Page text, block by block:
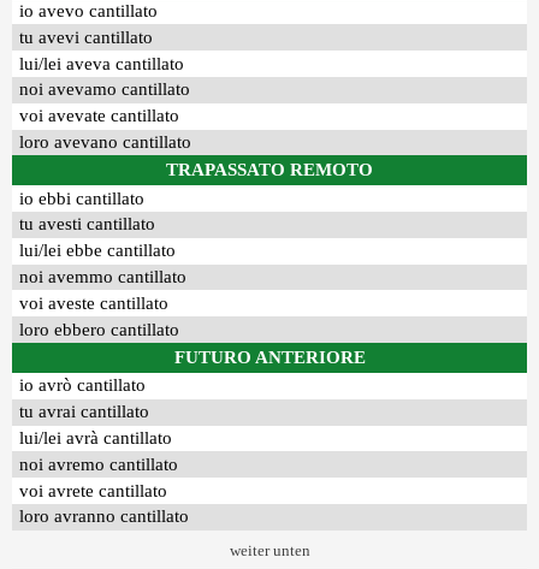
io avevo cantillato
tu avevi cantillato
lui/lei aveva cantillato
noi avevamo cantillato
voi avevate cantillato
loro avevano cantillato
TRAPASSATO REMOTO
io ebbi cantillato
tu avesti cantillato
lui/lei ebbe cantillato
noi avemmo cantillato
voi aveste cantillato
loro ebbero cantillato
FUTURO ANTERIORE
io avrò cantillato
tu avrai cantillato
lui/lei avrà cantillato
noi avremo cantillato
voi avrete cantillato
loro avranno cantillato
weiter unten